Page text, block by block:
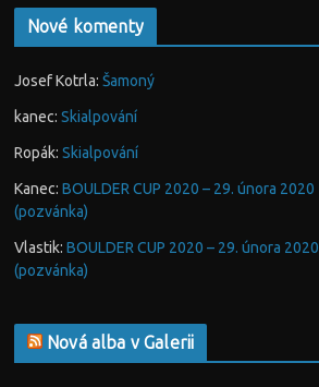
Nové komenty
Josef Kotrla: Šamoný
kanec: Skialpování
Ropák: Skialpování
Kanec: BOULDER CUP 2020 – 29. února 2020
(pozvánka)
Vlastik: BOULDER CUP 2020 – 29. února 2020
(pozvánka)
Nová alba v Galerii